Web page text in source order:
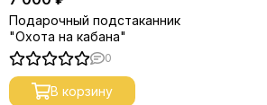
Подарочный подстаканник
"Охота на кабана"
0
В корзину